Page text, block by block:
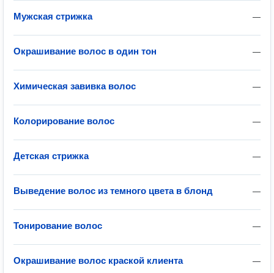
—
Мужская стрижка
—
Окрашивание волос в один тон
—
Химическая завивка волос
—
Колорирование волос
—
Детская стрижка
—
Выведение волос из темного цвета в блонд
—
Тонирование волос
—
Окрашивание волос краской клиента